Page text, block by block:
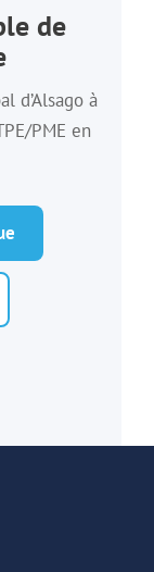
de
d’Alsago à
PME en